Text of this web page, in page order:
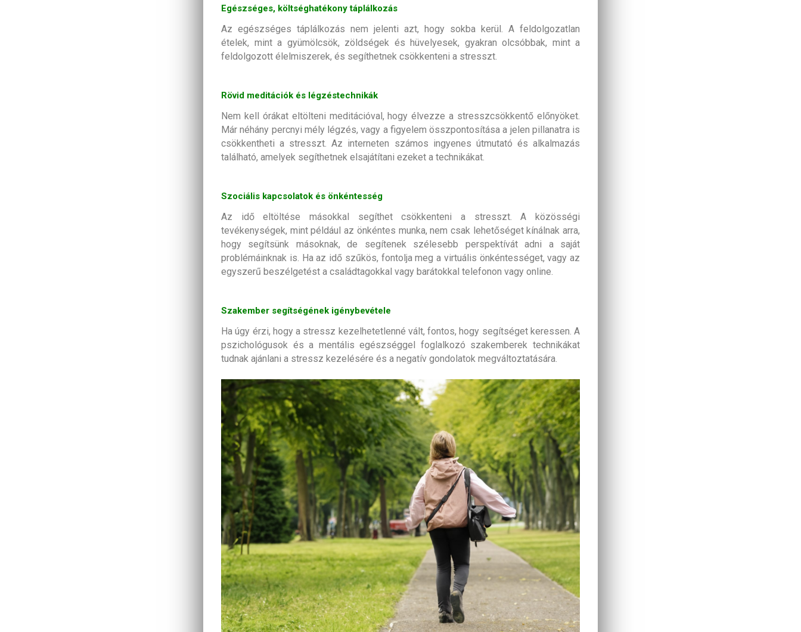
Egészséges, költséghatékony táplálkozás
Az egészséges táplálkozás nem jelenti azt, hogy sokba kerül. A feldolgozatlan
ételek, mint a gyümölcsök, zöldségek és hüvelyesek, gyakran olcsóbbak, mint a
feldolgozott élelmiszerek, és segíthetnek csökkenteni a stresszt.
Rövid meditációk és légzéstechnikák
Nem kell órákat eltölteni meditációval, hogy élvezze a stresszcsökkentő előnyöket.
Már néhány percnyi mély légzés, vagy a figyelem összpontosítása a jelen pillanatra is
csökkentheti a stresszt. Az interneten számos ingyenes útmutató és alkalmazás
található, amelyek segíthetnek elsajátítani ezeket a technikákat.
Szociális kapcsolatok és önkéntesség
Az idő eltöltése másokkal segíthet csökkenteni a stresszt. A közösségi
tevékenységek, mint például az önkéntes munka, nem csak lehetőséget kínálnak arra,
hogy segítsünk másoknak, de segítenek szélesebb perspektívát adni a saját
problémáinknak is. Ha az idő szűkös, fontolja meg a virtuális önkéntességet, vagy az
egyszerű beszélgetést a családtagokkal vagy barátokkal telefonon vagy online.
Szakember segítségének igénybevétele
Ha úgy érzi, hogy a stressz kezelhetetlenné vált, fontos, hogy segítséget keressen. A
pszichológusok és a mentális egészséggel foglalkozó szakemberek technikákat
tudnak ajánlani a stressz kezelésére és a negatív gondolatok megváltoztatására.